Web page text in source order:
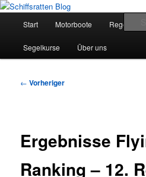
Zum
springenSchiffsratten Blog
Segelsport in Second Life
Start Motorboote Regelkunde
Segelkurse Über uns
Beitragsnavigation
← Vorheriger
Ergebnisse
Ranking – 12.